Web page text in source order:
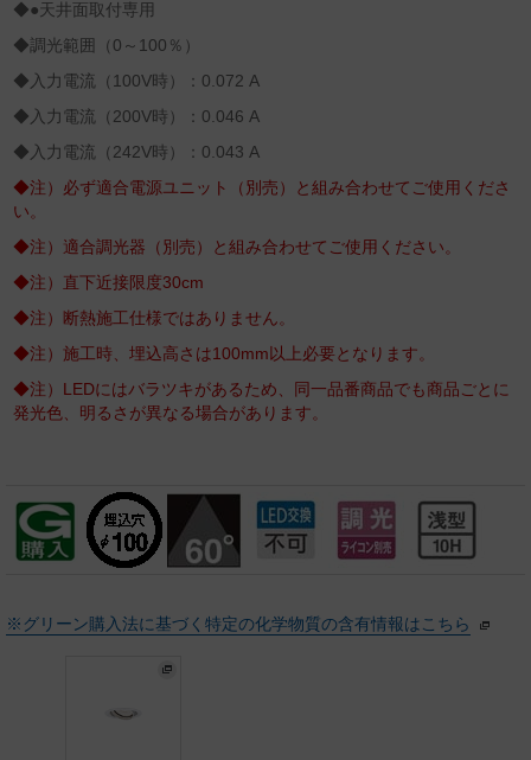
◆●天井面取付専用
◆調光範囲（0～100％）
◆入力電流（100V時）：0.072 A
◆入力電流（200V時）：0.046 A
◆入力電流（242V時）：0.043 A
◆注）必ず適合電源ユニット（別売）と組み合わせてご使用くださ
い。
◆注）適合調光器（別売）と組み合わせてご使用ください。
◆注）直下近接限度30cm
◆注）断熱施工仕様ではありません。
◆注）施工時、埋込高さは100mm以上必要となります。
◆注）LEDにはバラツキがあるため、同一品番商品でも商品ごとに
発光色、明るさが異なる場合があります。
※グリーン購入法に基づく特定の化学物質の含有情報はこちら